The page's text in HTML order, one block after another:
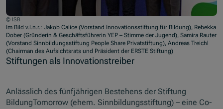
© ISB
Im Bild v.l.n.r.: Jakob Calice (Vorstand Innovationsstiftung für Bildung), Rebekka
Dober (Gründerin & Geschäftsführerin YEP – Stimme der Jugend), Samira Rauter
(Vorstand Sinnbildungsstiftung People Share Privatstiftung), Andreas Treichl
(Chairman des Aufsichtsrats und Präsident der ERSTE Stiftung)
Stiftungen als Innovationstreiber
Anlässlich des fünfjährigen Bestehens der Stiftung
BildungTomorrow (ehem. Sinnbildungsstiftung) – eine Co-